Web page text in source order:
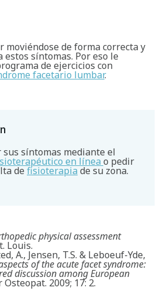
moviéndose de forma correcta y
estos síntomas. Por eso le
de ejercicios con
facetario lumbar.
sus síntomas mediante el
en línea o pedir
defisioterapiade su zona.
physical assessment
Louis.
A., Jensen, T.S. & Leboeuf-Yde,
of the acute facet syndrome:
discussion among European
2009; 17: 2.